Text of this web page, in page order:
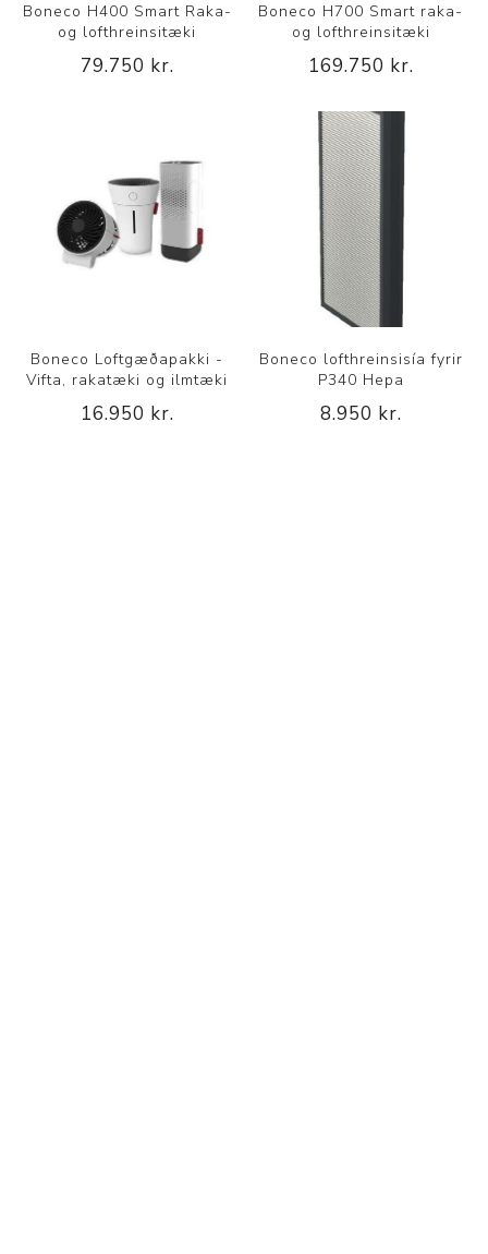
Boneco H400 Smart Raka-
og lofthreinsitæki
79.750 kr.
Boneco H700 Smart raka-
og lofthreinsitæki
169.750 kr.
Boneco Loftgæðapakki -
Vifta, rakatæki og ilmtæki
16.950 kr.
Boneco lofthreinsisía fyrir
P340 Hepa
8.950 kr.